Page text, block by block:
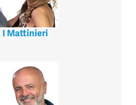
I Mattinieri